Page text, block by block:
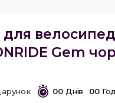
для
Gem
00 Днів 00